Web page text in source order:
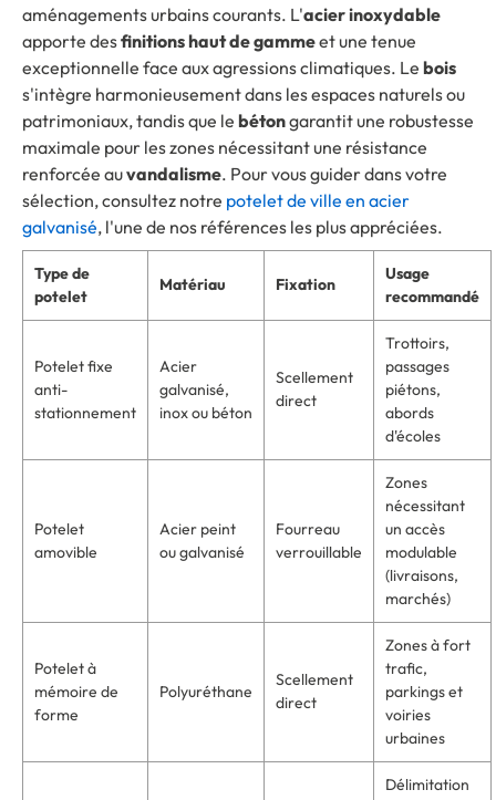
aménagements urbains courants. L'acier inoxydable
apporte desfinitions haut de gammeet une tenue
exceptionnelle face aux agressions climatiques. Le bois
s'intègre harmonieusement dans les espaces naturels ou
patrimoniaux, tandis que le bétongarantit une robustesse
maximale pour les zones nécessitant une résistance
renforcée auvandalisme. Pour vous guider dans votre
sélection, consultez notre potelet de ville en acier
galvanisé, l'une de nos références les plus appréciées.
Type de
potelet
Matériau Fixation
Usage
recommandé
Potelet fixe
anti-
stationnement
Acier
galvanisé,
inox ou béton
Scellement
direct
Trottoirs,
passages
piétons,
abords
d'écoles
Potelet
amovible
Acier peint
ou galvanisé
Fourreau
verrouillable
Zones
nécessitant
un accès
modulable
(livraisons,
marchés)
Potelet à
mémoire de
forme
Polyuréthane
Scellement
direct
Zones à fort
trafic,
parkings et
voiries
urbaines
Délimitation